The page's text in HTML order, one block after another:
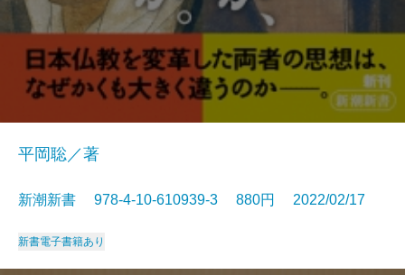
平岡聡／著
新潮新書 978-4-10-610939-3 880円 2022/02/17
新書電子書籍あり